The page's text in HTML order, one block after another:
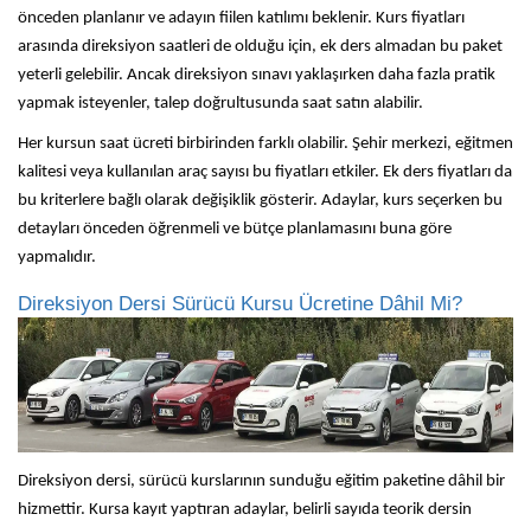
önceden planlanır ve adayın fiilen katılımı beklenir. Kurs fiyatları
arasında direksiyon saatleri de olduğu için, ek ders almadan bu paket
yeterli gelebilir. Ancak direksiyon sınavı yaklaşırken daha fazla pratik
yapmak isteyenler, talep doğrultusunda saat satın alabilir.
Her kursun saat ücreti birbirinden farklı olabilir. Şehir merkezi, eğitmen
kalitesi veya kullanılan araç sayısı bu fiyatları etkiler. Ek ders fiyatları da
bu kriterlere bağlı olarak değişiklik gösterir. Adaylar, kurs seçerken bu
detayları önceden öğrenmeli ve bütçe planlamasını buna göre
yapmalıdır.
Direksiyon Dersi Sürücü Kursu Ücretine Dâhil Mi?
Direksiyon dersi, sürücü kurslarının sunduğu eğitim paketine dâhil bir
hizmettir. Kursa kayıt yaptıran adaylar, belirli sayıda teorik dersin